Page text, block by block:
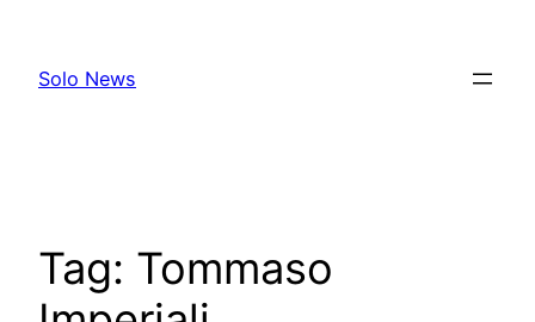
content
Solo News
Tag: Tommaso